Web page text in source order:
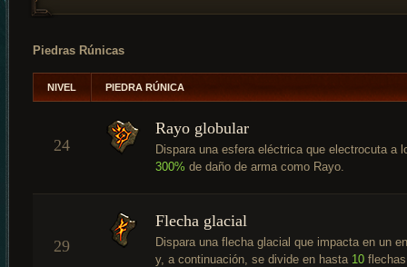
Piedras Rúnicas
NIVEL PIEDRA RÚNICA
24
Rayo globular
Dispara una esfera eléctrica que electrocuta a
300% de daño de arma como Rayo.
29
Flecha glacial
Dispara una flecha glacial que impacta en un
y, a continuación, se divide en hasta 10